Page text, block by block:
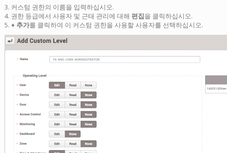
3. 커스텀 권한의 이름을 입력하십시오.
4. 권한 등급에서 사용자 및 근태 관리에 대해 편집을 클릭하십시오.
5. + 추가를 클릭하여 이 커스텀 권한을 사용할 사용자를 선택하십시오.